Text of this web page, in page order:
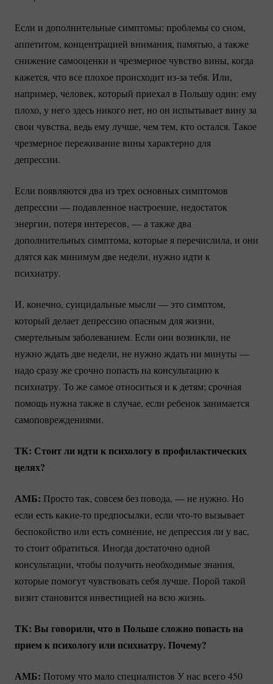
Если и дополнительные симптомы: проблемы со сном,
аппетитом, концентрацией внимания, памятью, а также
снижение самооценки и чрезмерное чувство вины, когда
кажется, что все плохое происходитиз-за тебя. Или,
например, человек, который приехал в Польшу один: ему
плохо, у него здесь никого нет, но он испытывает вину за
свои чувства, ведь ему лучше, чем тем, кто остался. Такое
чрезмерное переживание вины характерно для
депрессии.
Если появляются два из трех основных симптомов
депрессии — подавленное настроение, недостаток
энергии, потеря интересов, — а также два
дополнительных симптома, которые я перечислила, и они
длятся как минимум две недели, нужно идти к
психиатру.
И, конечно, суицидальные мысли — это симптом,
который делает депрессию опасным для жизни,
смертельным заболеванием. Если они возникли, не
нужно ждать две недели, не нужно ждать ни минуты —
надо сразу же срочно попасть на консультацию к
психиатру. То же самое относиться и к детям; срочная
помощь нужна также в случае, если ребенок занимается
самоповреждениями.
ТК: Стоит ли идти к психологу в профилактических
целях?
АМБ: Просто так, совсем без повода, — не нужно. Но
если естькакие-топредпосылки, если что-товызывает
беспокойство или есть сомнение, не депрессия ли у вас,
то стоит обратиться. Иногда достаточно одной
консультации, чтобы получить необходимые знания,
которые помогут чувствовать себя лучше. Порой такой
визит становится инвестицией на всю жизнь.
ТК: Вы говорили, что в Польше сложно попасть на
прием к психологу или психиатру. Почему?
АМБ: Потому что мало специалистов У нас всего 450